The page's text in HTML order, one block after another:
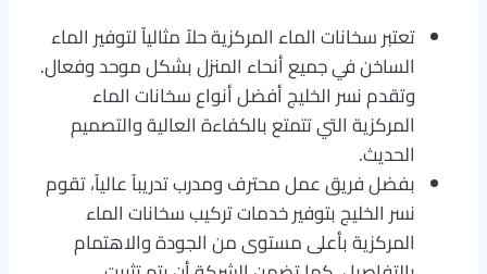
تعتبر سخانات الماء المركزية حلاً مثالياً لتوفير الماء
الساخن في جميع أنحاء المنزل بشكل موحد وفعال.
وتقدم نسر الخليج أفضل أنواع سخانات الماء
المركزية التي تتمتع بالكفاءة العالية والتصميم
الحديث.
بفضل فريق عمل محترف ومدرب تدريباً عالياً، تقوم
نسر الخليج بتوفير خدمات تركيب سخانات الماء
المركزية بأعلى مستوى من الجودة والاهتمام